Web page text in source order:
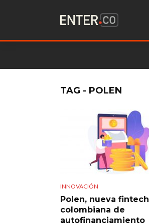
TAG - POLEN
INNOVACIÓN
Polen, nueva fintech
colombiana de
autofinanciamiento